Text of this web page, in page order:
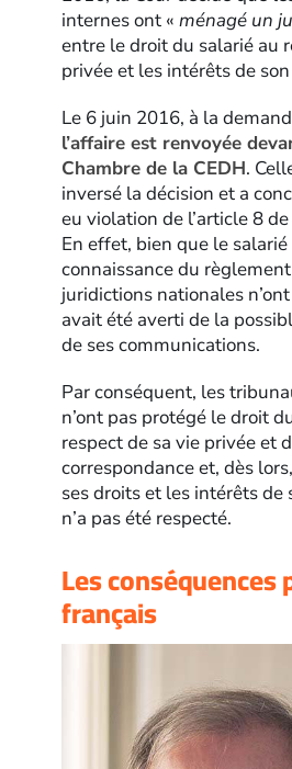
internes ont «ménagé un
entre le droit du salarié au
privée et les intérêts de
Le 6 juin 2016, à la
l’affaire est renvoyée
Chambre de la CEDH.
inversé la décision et a
eu violation de l’article 8
En effet, bien que le
connaissance du
juridictions nationales
avait été averti de la
de ses communications.
Par conséquent, les
n’ont pas protégé le droit
respect de sa vie privée et
correspondance et, dès
ses droits et les intérêts de
n’a pas été respecté.
Les
français